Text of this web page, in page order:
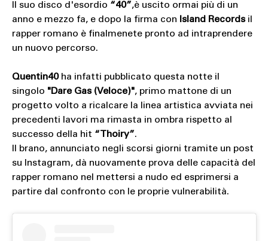
Il suo disco d'esordio “40”,è uscito ormai più di un
anno e mezzo fa, e dopo la firma con Island Records il
rapper romano è finalmenete pronto ad intraprendere
un nuovo percorso.
Quentin40 ha infatti pubblicato questa notte il
singolo "Dare Gas (Veloce)", primo mattone di un
progetto volto a ricalcare la linea artistica avviata nei
precedenti lavori ma rimasta in ombra rispetto al
successo della hit “Thoiry”.
Il brano, annunciato negli scorsi giorni tramite un post
su Instagram, dà nuovamente prova delle capacità del
rapper romano nel mettersi a nudo ed esprimersi a
partire dal confronto con le proprie vulnerabilità.